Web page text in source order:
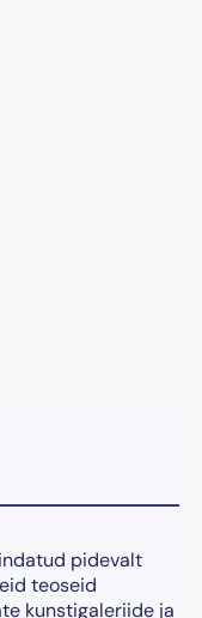
pidevalt
teoseid
kunstigaleriide ja